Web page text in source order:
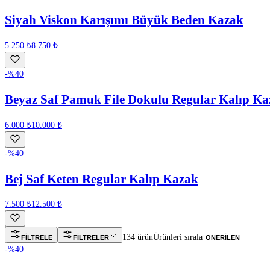
Siyah Viskon Karışımı Büyük Beden Kazak
5.250 ₺8.750 ₺
-%40
Beyaz Saf Pamuk File Dokulu Regular Kalıp
6.000 ₺10.000 ₺
-%40
Bej Saf Keten Regular Kalıp Kazak
7.500 ₺12.500 ₺
FILTRELE FILTRELER 134 ürünÜrünleri sırala
-%40